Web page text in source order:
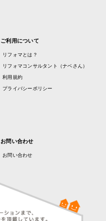
ご利用について
リフォマとは？
リフォマコンサルタント（ナベさん）
利用規約
プライバシーポリシー
お問い合わせ
お問い合わせ